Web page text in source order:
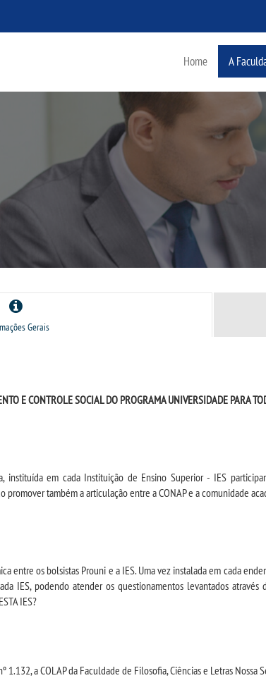
Home A
Gerais
E CONTROLE SOCIAL DO PROGRAMA UNIVERSIDADE PARA
instituída em cada Instituição de Ensino Superior - IES
também a articulação entre a CONAP e a comunidade
entre os bolsistas Prouni e a IES. Uma vez instalada em cada
IES, podendo atender os questionamentos levantados
IES?
1.132, a COLAP da Faculdade de Filosofia, Ciências e Letras